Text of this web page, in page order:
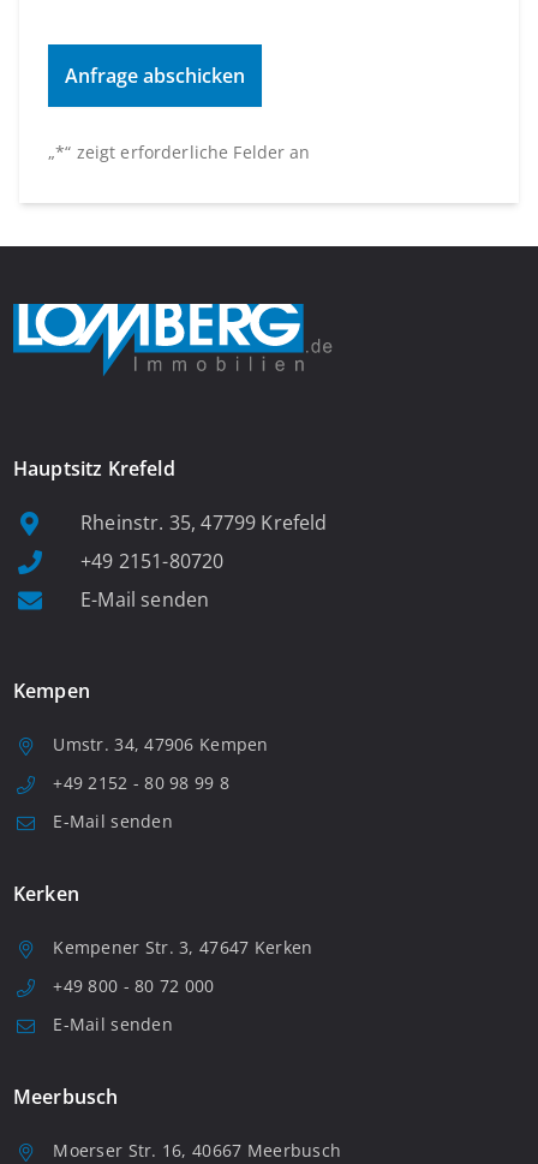
„*“ zeigt erforderliche Felder an
Hauptsitz Krefeld
Rheinstr. 35, 47799 Krefeld
+49 2151-80720
E-Mail senden
Kempen
Umstr. 34, 47906 Kempen
+49 2152 - 80 98 99 8
E-Mail senden
Kerken
Kempener Str. 3, 47647 Kerken
+49 800 - 80 72 000
E-Mail senden
Meerbusch
Moerser Str. 16, 40667 Meerbusch